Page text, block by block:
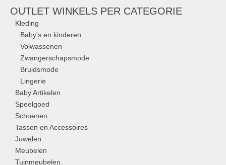
OUTLET WINKELS PER CATEGORIE
Kleding
Baby's en kinderen
Volwassenen
Zwangerschapsmode
Bruidsmode
Lingerie
Baby Artikelen
Speelgoed
Schoenen
Tassen en Accessoires
Juwelen
Meubelen
Tuinmeubelen